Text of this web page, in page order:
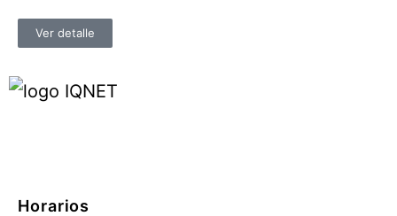
Ver detalle
Horarios